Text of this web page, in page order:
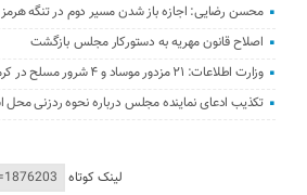
محسن رضایی: اجازه باز شدن مسیر دوم در تنگه هرمز
اصلاح قانون مهریه به دستورکار مجلس بازگشت
وزارت اطلاعات: ۲۱ مزدور موساد و ۴ شرور مسلح در کرمان بازداشت شدند
تکذیب ادعای نماینده مجلس درباره نحوه ردزنی محل
لینک کوتاه